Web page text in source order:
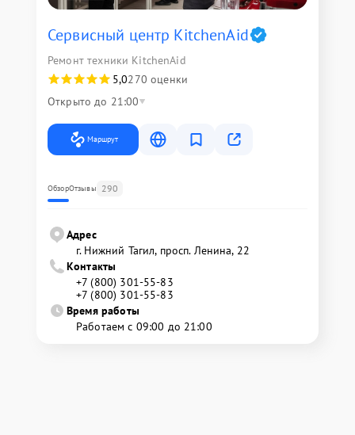
Сервисный центр KitchenAid
Ремонт техники KitchenAid
5,0270 оценки
Открыто до 21:00
Маршрут
ОбзорОтзывы 290
Адрес
г. Нижний Тагил, просп. Ленина, 22
Контакты
+7 (800) 301-55-83
+7 (800) 301-55-83
Время работы
Работаем с 09:00 до 21:00